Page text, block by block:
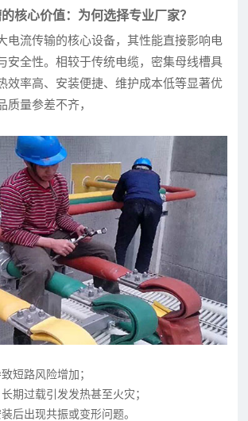
核心价值：为何选择专业厂家？
电流传输的核心设备，其性能直接影响电
安全性。相较于传统电缆，密集母线槽具
效率高、安装便捷、维护成本低等显著优
质量参差不齐，
短路风险增加；
长期过载引发发热甚至火灾；
后出现共振或变形问题。